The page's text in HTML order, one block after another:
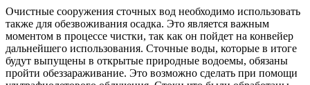
Очистные сооружения сточных вод необходимо использовать
также для обезвоживания осадка. Это является важным
моментом в процессе чистки, так как он пойдет на конвейер
дальнейшего использования. Сточные воды, которые в итоге
будут выпущены в открытые природные водоемы, обязаны
пройти обеззараживание. Это возможно сделать при помощи